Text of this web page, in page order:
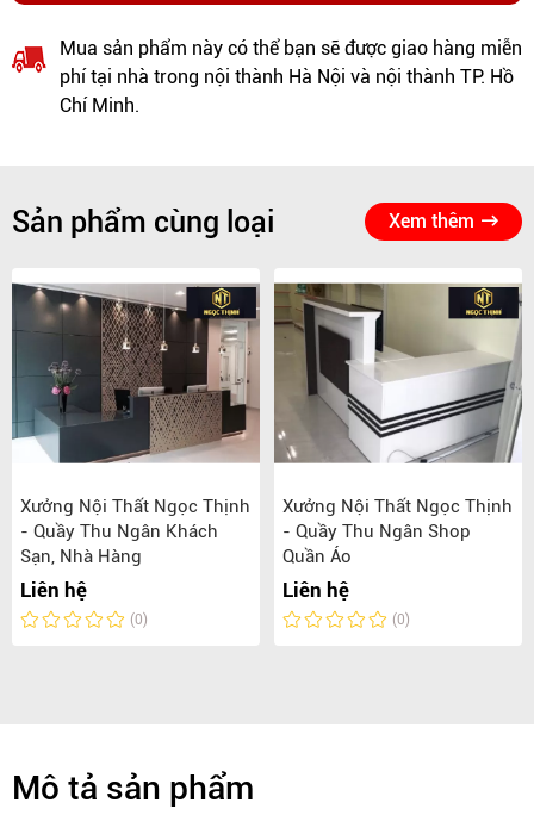
Mua sản phẩm này có thể bạn sẽ được giao hàng miễn
phí tại nhà trong nội thành Hà Nội và nội thành TP. Hồ
Chí Minh.
Sản phẩm cùng loại Xem thêm
Xưởng Nội Thất Ngọc Thịnh
- Quầy Thu Ngân Khách
Sạn, Nhà Hàng
Liên hệ
(0)
Xưởng Nội Thất Ngọc Thịnh
- Quầy Thu Ngân Shop
Quần Áo
Liên hệ
(0)
Mô tả sản phẩm